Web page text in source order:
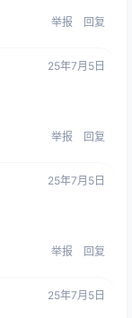
举报 回复
25年7月5日
举报 回复
25年7月5日
举报 回复
25年7月5日